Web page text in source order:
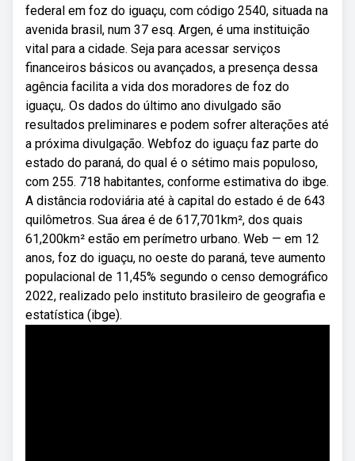
federal em foz do iguaçu, com código 2540, situada na
avenida brasil, num 37 esq. Argen, é uma instituição
vital para a cidade. Seja para acessar serviços
financeiros básicos ou avançados, a presença dessa
agência facilita a vida dos moradores de foz do
iguaçu,. Os dados do último ano divulgado são
resultados preliminares e podem sofrer alterações até
a próxima divulgação. Webfoz do iguaçu faz parte do
estado do paraná, do qual é o sétimo mais populoso,
com 255. 718 habitantes, conforme estimativa do ibge.
A distância rodoviária até à capital do estado é de 643
quilômetros. Sua área é de 617,701km², dos quais
61,200km² estão em perímetro urbano. Web — em 12
anos, foz do iguaçu, no oeste do paraná, teve aumento
populacional de 11,45% segundo o censo demográfico
2022, realizado pelo instituto brasileiro de geografia e
estatística (ibge).